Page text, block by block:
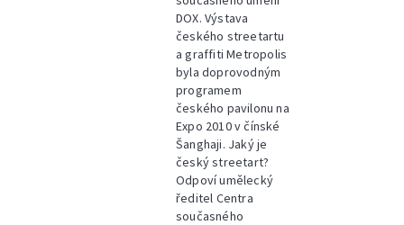
DOX. Výstava
českého streetartu
a graffiti Metropolis
byla doprovodným
programem
českého pavilonu na
Expo 2010 v čínské
Šanghaji. Jaký je
český streetart?
Odpoví umělecký
ředitel Centra
současného